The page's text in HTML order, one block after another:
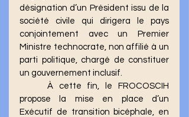
désignation d’un Président issu de la
société civile qui dirigera le pays
conjointement avec un Premier
Ministre technocrate, non affilié à un
parti politique, chargé de constituer
un gouvernement inclusif.
propose la mise en place d’un
Exécutif de transition bicéphale, en